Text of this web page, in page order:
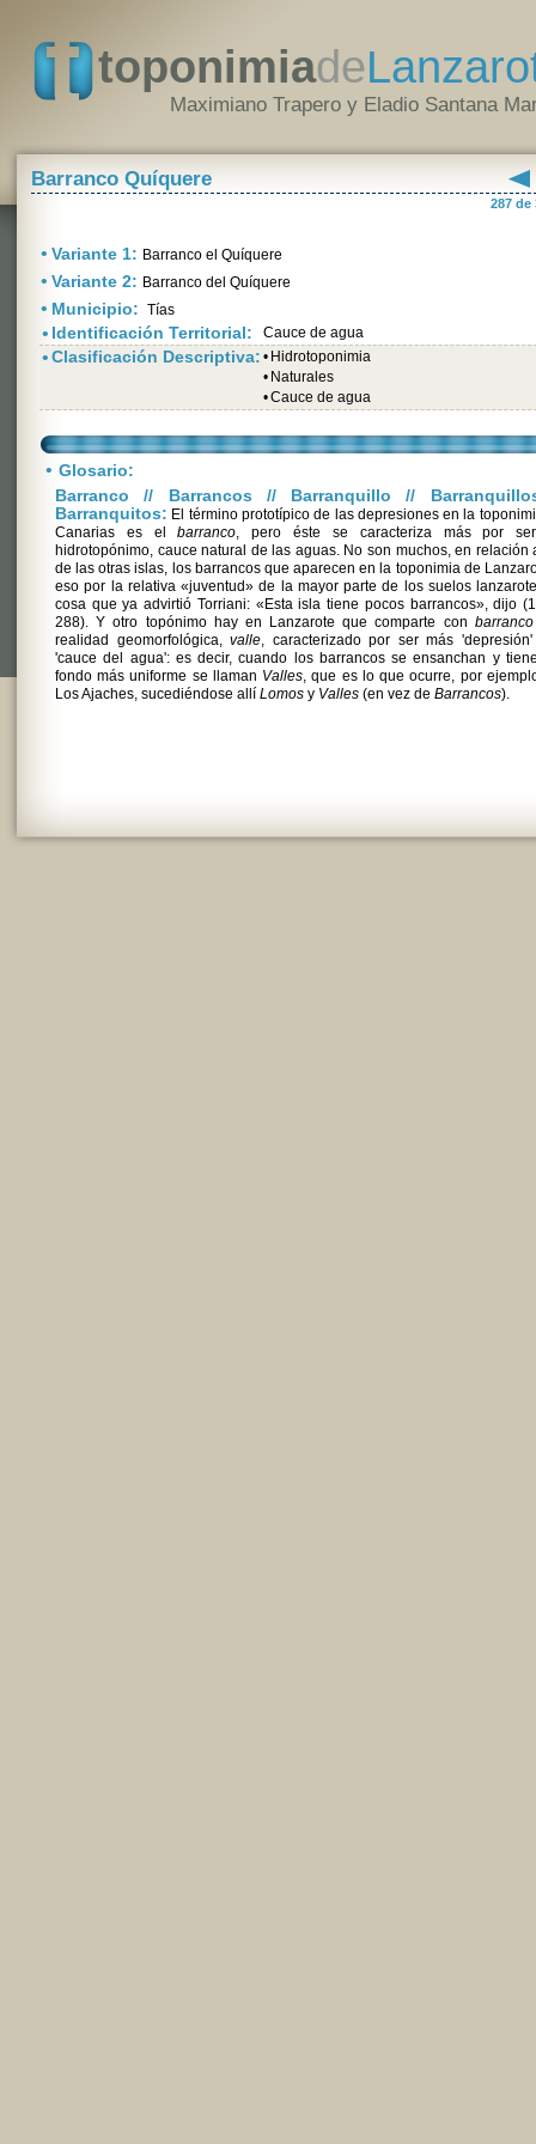
toponimiade
Maximiano Trapero y Eladio Santana
Barranco Quíquere
287 de
• Variante 1: Barranco el Quíquere
• Variante 2: Barranco del Quíquere
• Municipio: Tías
• Identificación Territorial: Cauce de agua
•Clasificación Descriptiva: • Hidrotoponimia
• Naturales
•Cauce de agua
• Glosario:
Barranco // Barrancos // Barranquillo //
Barranquitos: El término prototípico de las depresiones en la
Canarias es elbarranco, pero éste se caracteriza más por
hidrotopónimo, cauce natural de las aguas. No son muchos, en relación
de las otras islas, los barrancos que aparecen en la toponimia de
eso por la relativa «juventud» de la mayor parte de los suelos
cosa que ya advirtió Torriani: «Esta isla tiene pocos barrancos», dijo
288). Y otro topónimo hay en Lanzarote que comparte con barranco
realidad geomorfológica, valle, caracterizado por ser más
'cauce del agua': es decir, cuando los barrancos se ensanchan y
fondo más uniforme se llaman Valles, que es lo que ocurre, por
Los Ajaches, sucediéndose allí Lomos y Valles (en vez de Barrancos).